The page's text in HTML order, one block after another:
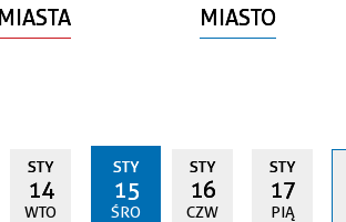
MIASTO
STY
14
WTO
STY
15
ŚRO
STY
16
CZW
STY
17
PIĄ